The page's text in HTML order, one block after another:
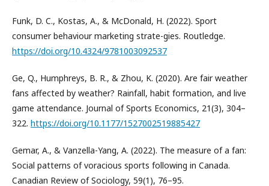
Funk, D. C., Kostas, A., & McDonald, H. (2022). Sport
consumer behaviour marketing strate-gies. Routledge.
https://doi.org/10.4324/9781003092537
Ge, Q., Humphreys, B. R., & Zhou, K. (2020). Are fair weather
fans affected by weather? Rainfall, habit formation, and live
game attendance. Journal of Sports Economics, 21(3), 304–
322. https://doi.org/10.1177/1527002519885427
Gemar, A., & Vanzella-Yang, A. (2022). The measure of a fan:
Social patterns of voracious sports following in Canada.
Canadian Review of Sociology, 59(1), 76–95.